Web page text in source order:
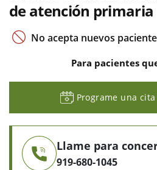
de atención primaria
No acepta nuevos
Para pacientes
Programe una
Llame para
919-680-1045